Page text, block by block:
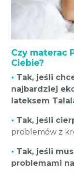
Czy materac
Ciebie?
• Tak, jeśli
najbardziej
lateksem
• Tak, jeśli
problemów z
• Tak, jeśli
problemami